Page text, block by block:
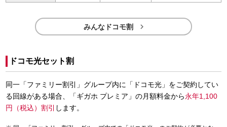
みんなドコモ割 
ドコモ光セット割
同一「ファミリー割引」グループ内に「ドコモ光」をご契約してい
る回線がある場合、「ギガホ プレミア」の月額料金から永年1,100
円（税込）割引
します。